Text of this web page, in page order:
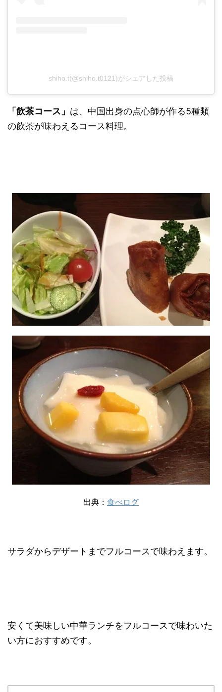
shiho.t(@shiho.t0121)がシェアした投稿
「飲茶コース」 は、中国出身の点心師が作る5種類
の飲茶が味わえるコース料理。
出典： 食べログ
サラダからデザートまでフルコースで味わえます。
安くて美味しい中華ランチをフルコースで味わいた
い方におすすめです。